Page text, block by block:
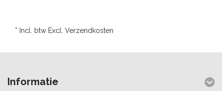
* Incl. btw Excl. Verzendkosten
Informatie